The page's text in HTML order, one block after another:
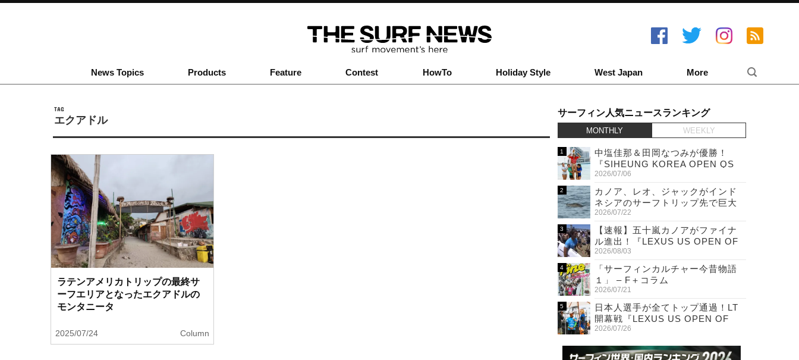
News Topics Products Feature Contest HowTo Holiday Style West Japan More
TAG
エクアドル
ラテンアメリカトリップの最終サ
ーフエリアとなったエクアドルの
モンタニータ
2025/07/24 Column
サーフィン人気ニュースランキング
MONTHLY WEEKLY
中塩佳那＆田岡なつみが優勝！
『SIHEUNG KOREA OPEN QS
6,000 & LQS』
2026/07/06
カノア、レオ、ジャックがインド
ネシアのサーフトリップ先で巨大
ワニと遭遇！
2026/07/22
【速報】五十嵐カノアがファイナ
ル進出！『LEXUS US OPEN OF
SURFING』
2026/08/03
「サーフィンカルチャー今昔物語
１」 – F＋コラム
2026/07/21
日本人選手が全てトップ通過！LT
開幕戦『LEXUS US OPEN OF
SURFING』初日
2026/07/26